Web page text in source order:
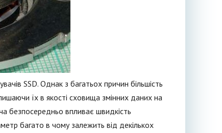
SSD. Однак з багатьох причин більшість
їх в якості сховища змінних даних на
безпосередньо впливає швидкість
багато в чому залежить від декількох